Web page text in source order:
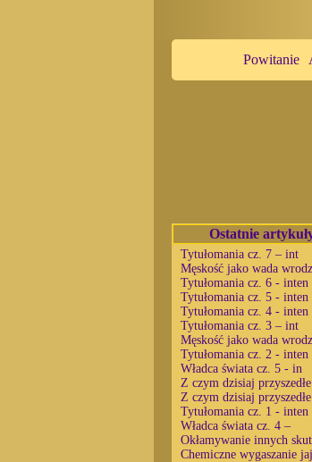
Powitanie
Ostatnie
Tytułomania cz. 7 – int
Męskość jako wada wrodz
Tytułomania cz. 6 - inten
Tytułomania cz. 5 - inten
Tytułomania cz. 4 - inten
Tytułomania cz. 3 – int
Męskość jako wada wrodz
Tytułomania cz. 2 - inten
Władca świata cz. 5 - in
Z czym dzisiaj przyszedłe
Z czym dzisiaj przyszedłe
Tytułomania cz. 1 - inten
Władca świata cz. 4 –
Okłamywanie innych
Chemiczne wygaszanie